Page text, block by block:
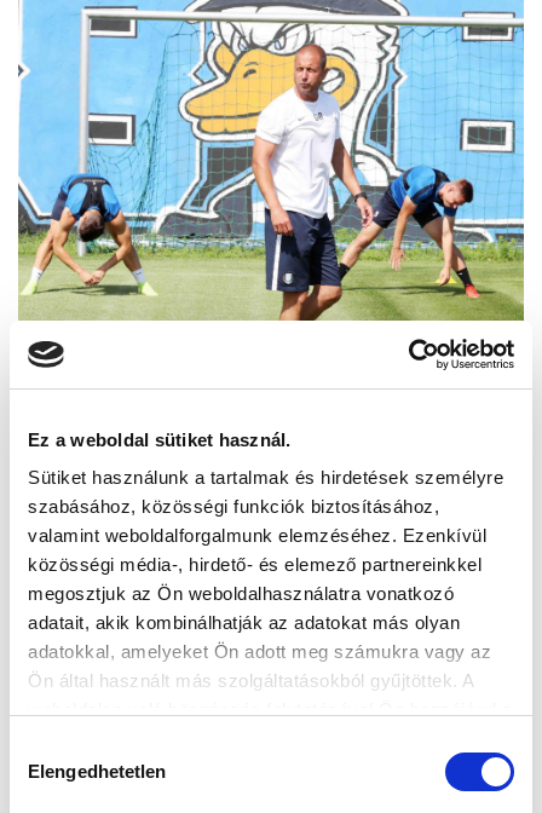
Ez a weboldal sütiket használ.
Sütiket használunk a tartalmak és hirdetések személyre
szabásához, közösségi funkciók biztosításához,
valamint weboldalforgalmunk elemzéséhez. Ezenkívül
közösségi média-, hirdető- és elemező partnereinkkel
megosztjuk az Ön weboldalhasználatra vonatkozó
adatait, akik kombinálhatják az adatokat más olyan
adatokkal, amelyeket Ön adott meg számukra vagy az
Ön által használt más szolgáltatásokból gyűjtöttek. A
kiválasztása
Elengedhetetlen